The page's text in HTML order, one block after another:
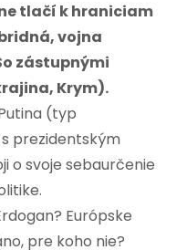
tlačí k hraniciam
vojna
zástupnými
Krym).
(typ
prezidentským
o svoje sebaurčenie
Európske
pre koho nie?